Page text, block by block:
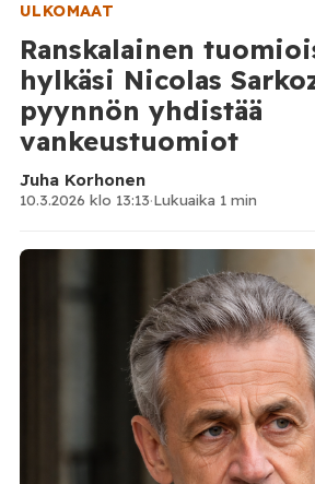
ULKOMAAT
Ranskalainen
hylkäsi Nicolas
pyynnön yhdistää
vankeustuomiot
Juha Korhonen
10.3.2026 klo 13:13·Lukuaika 1 min